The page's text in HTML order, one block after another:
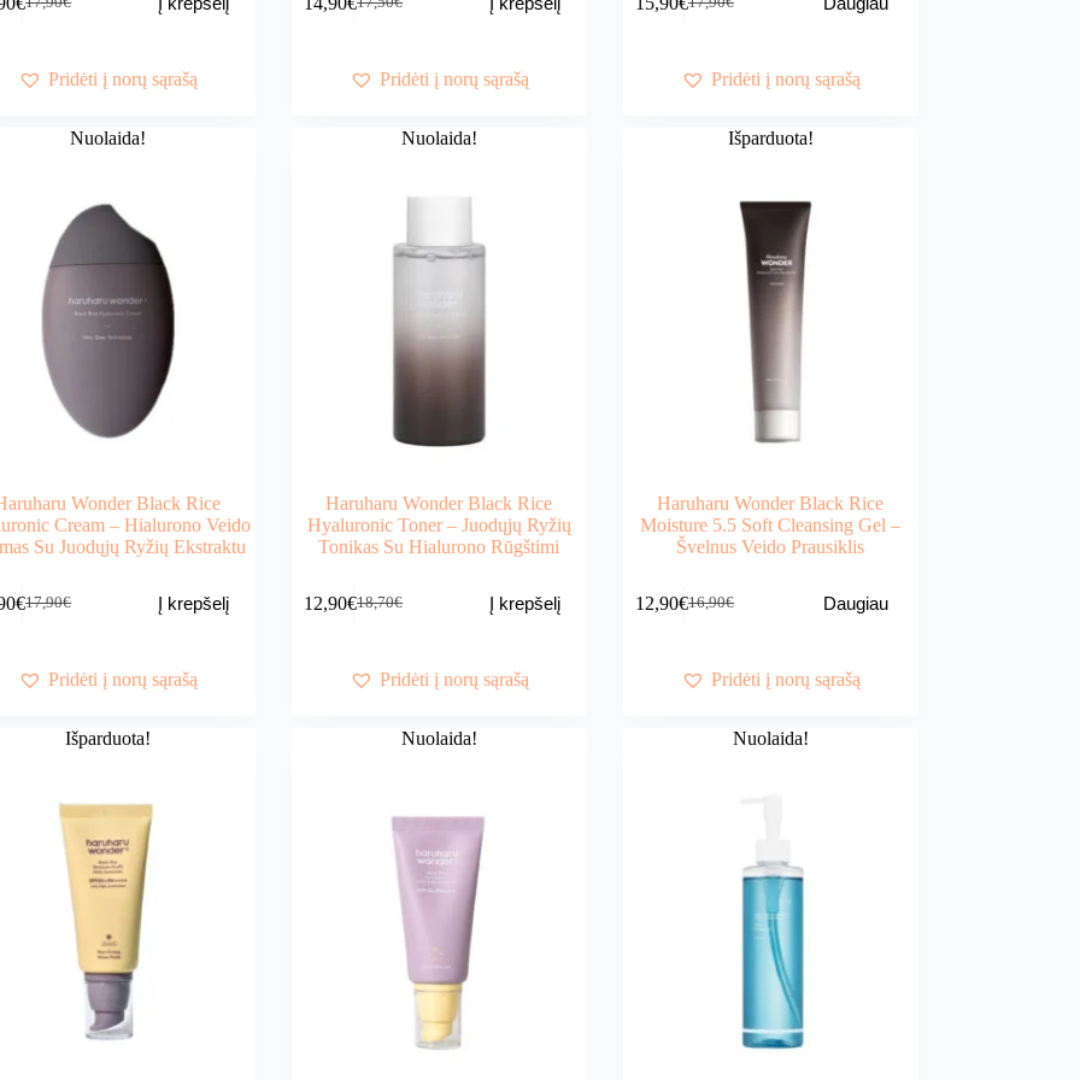
Original
17,90€.
Current
14,90€.Pridėti į norų sąrašą
Original
17,50€.
Current
14,90€.Pridėti į norų sąrašą
Original
17,90€.
Current
15,90€.Pridėti į norų sąrašą
Nuolaida!
Wonder Black Rice
Cream – Hialurono Veido
Su Juodųjų Ryžių Ekstraktu
17,90€
Original
17,90€.
€Current
13,90€.
Į krepšelį
Pridėti į norų sąrašą
Nuolaida!
Haruharu Wonder Black Rice
Hyaluronic Toner – Juodųjų Ryžių
Tonikas Su Hialurono Rūgštimi
18,70€
Original
18,70€.
12,90€Current
12,90€.
Į krepšelį
Pridėti į norų sąrašą
Išparduota!
Haruharu Wonder Black Rice
Moisture 5.5 Soft Cleansing Gel –
Švelnus Veido Prausiklis
16,90€
Original
16,90€.
12,90€Current
12,90€.
Daugiau
Pridėti į norų sąrašą
Išparduota! Nuolaida! Nuolaida!